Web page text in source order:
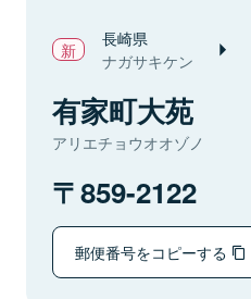
長崎県
ナガサキケン
有家町大苑
アリエチョウオオゾノ
859-2122
郵便番号をコピーする